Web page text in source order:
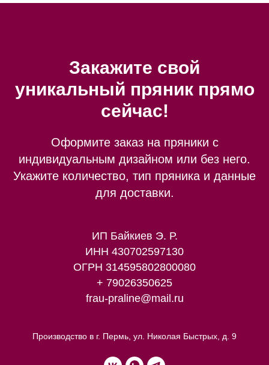
Закажите свой
уникальный пряник прямо
сейчас!
Оформите заказ на пряники с
индивидуальным дизайном или без него.
Укажите количество, тип пряника и данные
для доставки.
ИП Байкиев Э. Р.
ИНН 430702597130
ОГРН 314595802800080
+ 79026350625
frau-praline@mail.ru
Производство в г. Пермь, ул. Николая Быстрых, д. 9